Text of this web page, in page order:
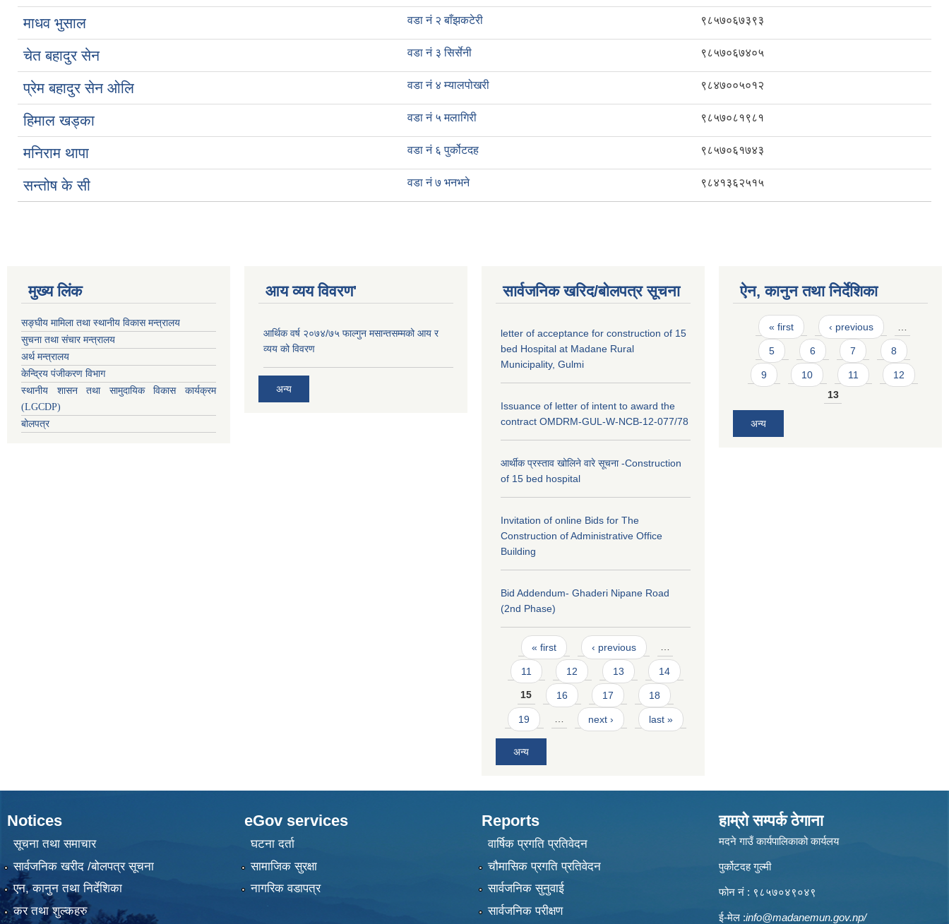
माधव भुसाल वडा नं २ बाँझकटेरी ९८५७०६७३९३
चेत बहादुर सेन वडा नं ३ सिर्सेनी ९८५७०६७४०५
प्रेम बहादुर सेन ओलि वडा नं ४ म्यालपोखरी ९८४७००५०१२
हिमाल खड्का वडा नं ५ मलागिरी ९८५७०८१९८१
मनिराम थापा वडा नं ६ पुर्कोटदह ९८५७०६१७४३
सन्तोष के सी वडा नं ७ भनभने ९८४१३६२५१५
मुख्य लिंक
सङ्घीय मामिला तथा स्थानीय विकास मन्त्रालय
सुचना तथा संचार मन्त्रालय
अर्थ मन्त्रालय
केन्द्रिय पंजीकरण विभाग
स्थानीय शासन तथा सामुदायिक विकास कार्यक्रम
(LGCDP)
बोलपत्र
आय व्यय विवरण'
आर्थिक वर्ष २०७४/७५ फाल्गुन मसान्तसम्मको आय र
व्यय को विवरण
अन्य
सार्वजनिक खरिद/बोलपत्र सूचना
letter of acceptance for construction of 15
bed Hospital at Madane Rural
Municipality, Gulmi
Issuance of letter of intent to award the
contract OMDRM-GUL-W-NCB-12-077/78
आर्थीक प्रस्ताव खोलिने वारे सूचना -Construction
of 15 bed hospital
Invitation of online Bids for The
Construction of Administrative Office
Building
Bid Addendum- Ghaderi Nipane Road
(2nd Phase)
Pages
« first ‹ previous …
11 12 13 14
15 16 17 18
19 … next › last »
अन्य
ऐन, कानुन तथा निर्देशिका
Pages
« first ‹ previous
5 6 7 8
9 10 11
12
13
अन्य
Notices
सूचना तथा समाचार
सार्वजनिक खरीद /बोलपत्र सूचना
एन, कानुन तथा निर्देशिका
कर तथा शुल्कहरु
eGov services
घटना दर्ता
सामाजिक सुरक्षा
नागरिक वडापत्र
Reports
वार्षिक प्रगति प्रतिवेदन
चौमासिक प्रगति प्रतिवेदन
सार्वजनिक सुनुवाई
सार्वजनिक परीक्षण
हाम्रो सम्पर्क ठेगाना
मदने गाउँ कार्यपालिकाको कार्यलय
पुर्कोटदह गुल्मी
फोन नं : ९८५७०४९०४९
ई-मेल :info@madanemun.gov.np/